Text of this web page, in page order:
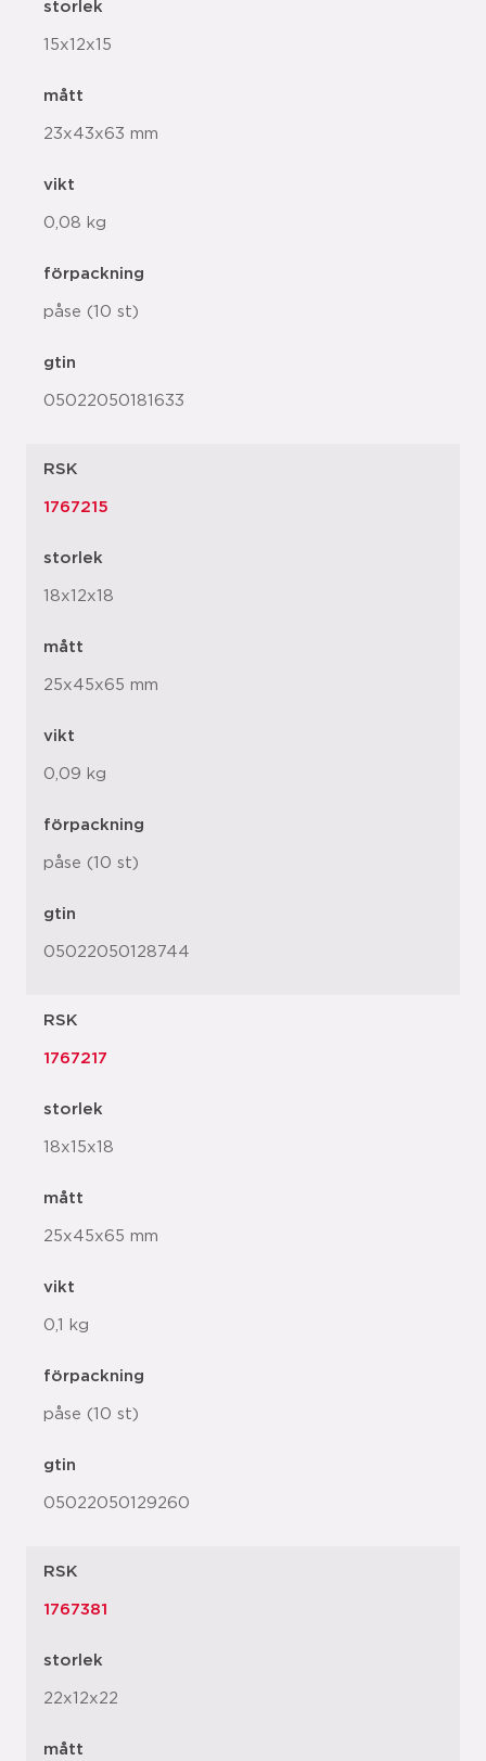
storlek
15x12x15
mått
23x43x63 mm
vikt
0,08 kg
förpackning
påse (10 st)
gtin
05022050181633
RSK
1767215
storlek
18x12x18
mått
25x45x65 mm
vikt
0,09 kg
förpackning
påse (10 st)
gtin
05022050128744
RSK
1767217
storlek
18x15x18
mått
25x45x65 mm
vikt
0,1 kg
förpackning
påse (10 st)
gtin
05022050129260
RSK
1767381
storlek
22x12x22
mått